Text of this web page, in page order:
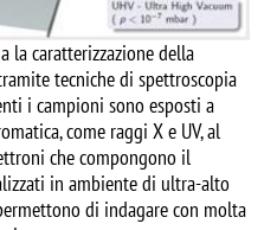
la caratterizzazione della
tecniche di spettroscopia
i campioni sono esposti a
come raggi X e UV, al
che compongono il
in ambiente di ultra-alto
di indagare con molta